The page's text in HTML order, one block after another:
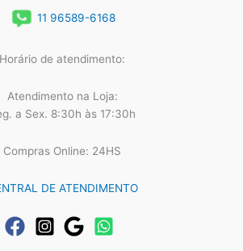
11 96589-6168
Horário de atendimento:
Atendimento na Loja:
a Sex. 8:30h às 17:30h
Compras Online: 24HS
DE ATENDIMENTO